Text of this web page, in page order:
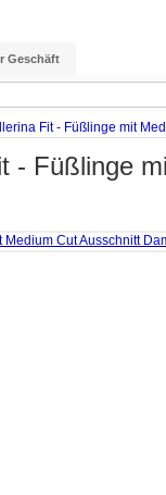
Geschäft
Fit - Füßlinge mit
- Füßlinge